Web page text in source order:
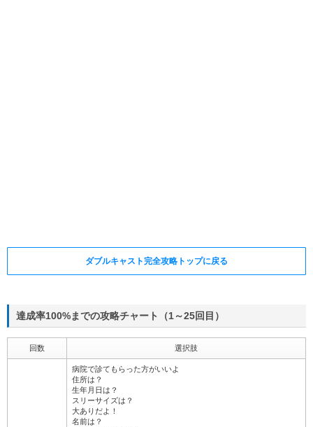
ダブルキャスト完全攻略トップに戻る
達成率100%までの攻略チャート（1～25回目）
回数 選択肢
病院で診てもらった方がいいよ
住所は？
生年月日は？
スリーサイズは？
大ありだよ！
名前は？